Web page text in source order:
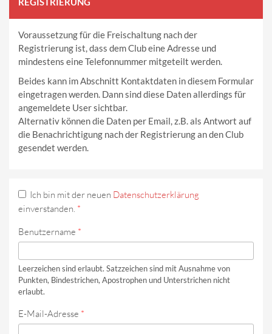
Voraussetzung für die Freischaltung nach der
Registrierung ist, dass dem Club eine Adresse und
mindestens eine Telefonnummer mitgeteilt werden.
Beides kann im Abschnitt Kontaktdaten in diesem Formular
eingetragen werden. Dann sind diese Daten allerdings für
angemeldete User sichtbar.
Alternativ können die Daten per Email, z.B. als Antwort auf
die Benachrichtigung nach der Registrierung an den Club
gesendet werden.
Ich bin mit der neuen Datenschutzerklärung
einverstanden. *
Benutzername *
Leerzeichen sind erlaubt. Satzzeichen sind mit Ausnahme von
Punkten, Bindestrichen, Apostrophen und Unterstrichen nicht
erlaubt.
E-Mail-Adresse *